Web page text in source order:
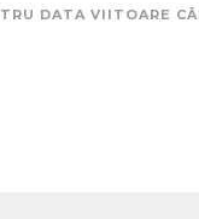
DATA VIITOARE